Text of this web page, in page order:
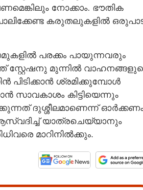
നോക്കാം. ഭൗതിക
കരുതലുകളിൽ
പരക്കം പായുന്നവരും
സ്റ്റേഷനു മുന്നിൽ
പിടിക്കാൻ ശ്രമിക്കുമ്പോൾ
സാവകാശം കിട്ടിയെന്നും
ദുശ്ശീലമാണെന്ന്
യാത്രചെയ്യാനും
മാറിനിൽക്കും.
Copy Link